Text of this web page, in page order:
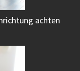
achten